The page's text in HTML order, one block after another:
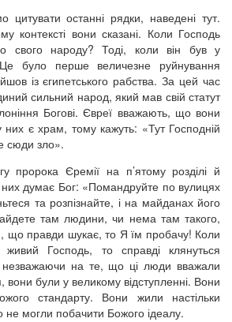
останні рядки, наведені тут.
контексті вони сказані. Коли Господь
свого народу? Тоді, коли він був у
Це було перше величезне руйнування
із єгипетського рабства. За цей час
сильний народ, який мав свій статут
Богові. Євреї вважають, що вони
них є храм, тому кажуть: «Тут Господній
сюди зло».
пророка Єремії на п’ятому розділі й
думає Бог: «Помандруйте по вулицях
та розпізнайте, і на майданах його
там людини, чи нема там такого,
що правди шукає, то Я їм пробачу! Коли
Господь, то справді клянуться
на те, що ці люди вважали
були у великому відступленні. Вони
стандарту. Вони жили настільки
не могли побачити Божого ідеалу.